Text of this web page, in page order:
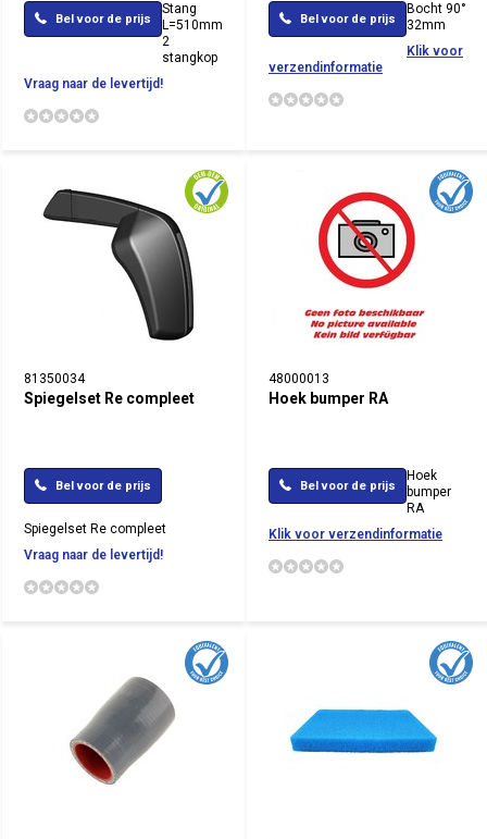
Bel voor de prijs
Stang
L=510mm
2
stangkop
Vraag naar de levertijd!
Bel voor de prijs
Bocht 90°
32mm
Klik voor
verzendinformatie
81350034
Spiegelset Re compleet
Bel voor de prijs
Spiegelset Re compleet
Vraag naar de levertijd!
48000013
Hoek bumper RA
Bel voor de prijs
Hoek
bumper
RA
Klik voor verzendinformatie